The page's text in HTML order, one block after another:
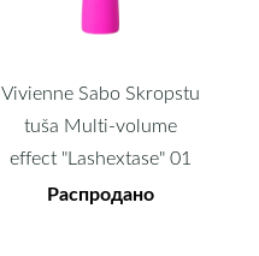
Vivienne Sabo Skropstu
tuša Multi-volume
effect "Lashextase" 01
Распродано